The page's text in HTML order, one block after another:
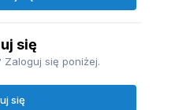
się
Zaloguj się poniżej.
się